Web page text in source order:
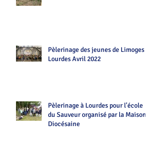
Pèlerinage des jeunes de Limoges
Lourdes Avril 2022
Pèlerinage à Lourdes pour l'école
du Sauveur organisé par la Maison
Diocésaine